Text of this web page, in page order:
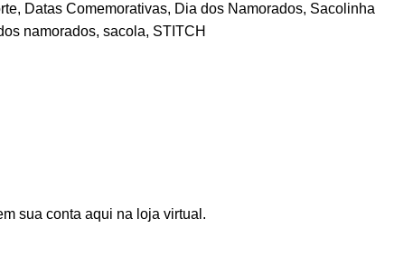
, Datas Comemorativas, Dia dos Namorados, Sacolinha
namorados, sacola, STITCH
sua conta aqui na loja virtual.